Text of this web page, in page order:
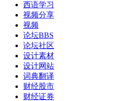
西语学习
视频分享
视频
论坛BBS
论坛社区
设计素材
设计网站
词典翻译
财经股市
财经证券